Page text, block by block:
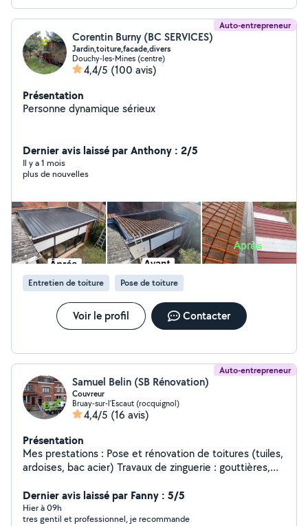
Auto-entrepreneur
Corentin Burny (BC SERVICES)
Jardin,toiture,facade,divers
Douchy-les-Mines (centre)
4,4/5 (100 avis)
Présentation
Personne dynamique sérieux
Dernier avis laissé par Anthony : 2/5
Il y a 1 mois
plus de nouvelles
Entretien de toiture Pose de toiture
Voir le profil Contacter
Auto-entrepreneur
Samuel Belin (SB Rénovation)
Couvreur
Bruay-sur-l'Escaut (rocquignol)
4,4/5 (16 avis)
Présentation
Mes prestations : Pose et rénovation de toitures (tuiles,
ardoises, bac acier) Travaux de zinguerie : gouttières,
fuites et entretien de toitures Nettoyage, démoussage
et traitement hydrofuge Pose de fenêtres de toit (type
Velux) Mes atouts : Travail soigné et garanti Conseils
Dernier avis laissé par Fanny : 5/5
Hier à 09h
tres gentil et professionnel, je recommande